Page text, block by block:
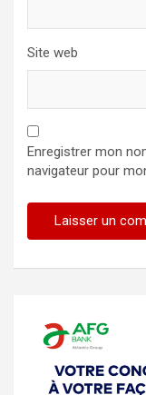
Site web
Enregistrer mon
navigateur pour